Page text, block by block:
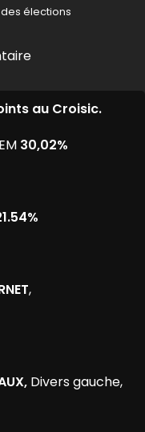
élections
au Croisic.
30,02%
,
Divers gauche,